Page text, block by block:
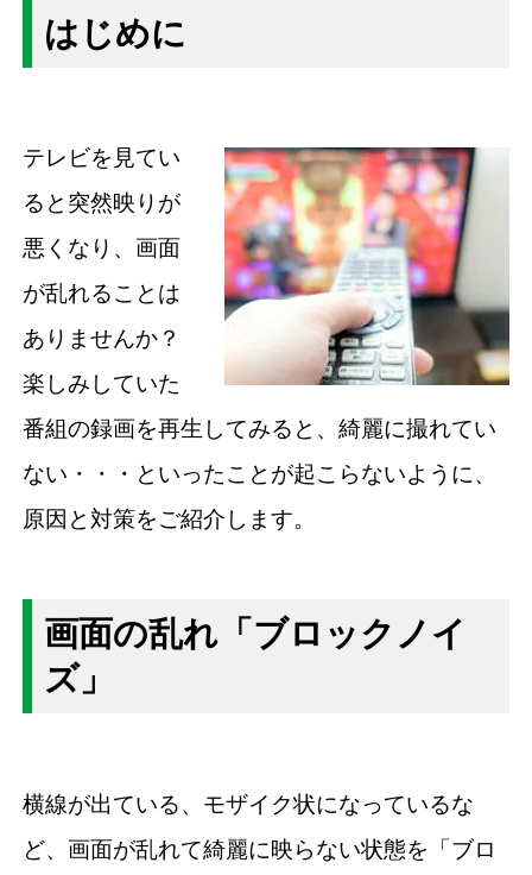
はじめに
テレビを見てい
ると突然映りが
悪くなり、画面
が乱れることは
ありませんか？
楽しみしていた
番組の録画を再生してみると、綺麗に撮れてい
ない・・・といったことが起こらないように、
原因と対策をご紹介します。
画面の乱れ「ブロックノイ
ズ」
横線が出ている、モザイク状になっているな
ど、画面が乱れて綺麗に映らない状態を「ブロ